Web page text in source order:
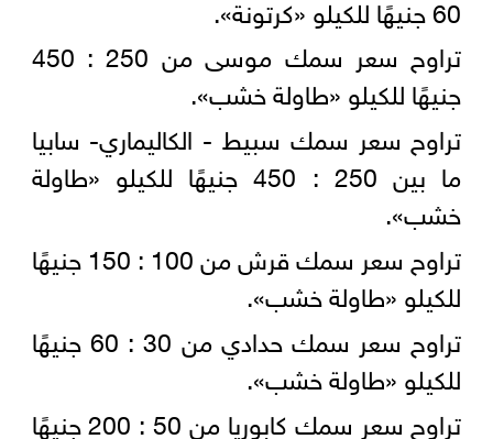
تراوح سعر سمك موسى من 250 : 450
جنيهًا للكيلو «طاولة خشب».
تراوح سعر سمك سبيط - الكاليماري- سابيا
ما بين 250 : 450 جنيهًا للكيلو «طاولة
خشب».
تراوح سعر سمك قرش من 100 : 150 جنيهًا
للكيلو «طاولة خشب».
تراوح سعر سمك حدادي من 30 : 60 جنيهًا
للكيلو «طاولة خشب».
تراوح سعر سمك كابوريا من 50 : 200 جنيهًا